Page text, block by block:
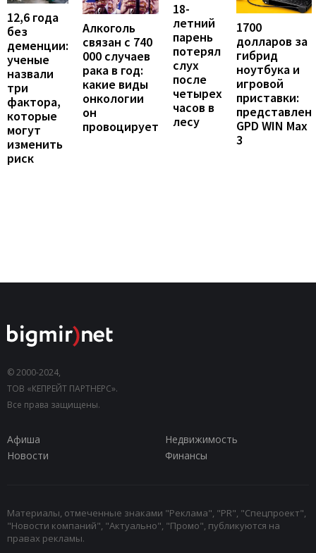
12,6 года
без
деменции:
ученые
назвали
три
фактора,
которые
могут
изменить
риск
Алкоголь
связан с 740
000 случаев
рака в год:
какие виды
онкологии
он
провоцирует
18-
летний
парень
потерял
слух
после
четырех
часов в
лесу
1700
долларов за
гибрид
ноутбука и
игровой
приставки:
представлен
GPD WIN Max
3
© 2000-2024,
ТОВ «КЕПРЕЙТ ПАРТНЕРС».
Все права защищены.
Афиша
Недвижимость
Новости
Финансы
Материалы, отмеченные знаками "Реклама", "PR", "Спецпроект",
"Новости компаний", "Актуально", "Промо", публикуются на
правах рекламы.